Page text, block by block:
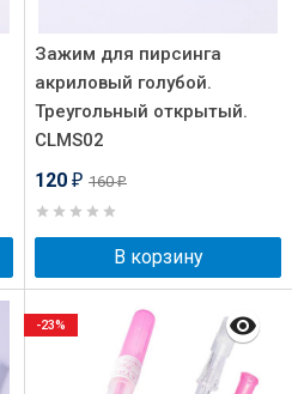
Зажим для пирсинга
акриловый голубой.
Треугольный открытый.
CLMS02
120 ₽ 160₽
В корзину
-23%